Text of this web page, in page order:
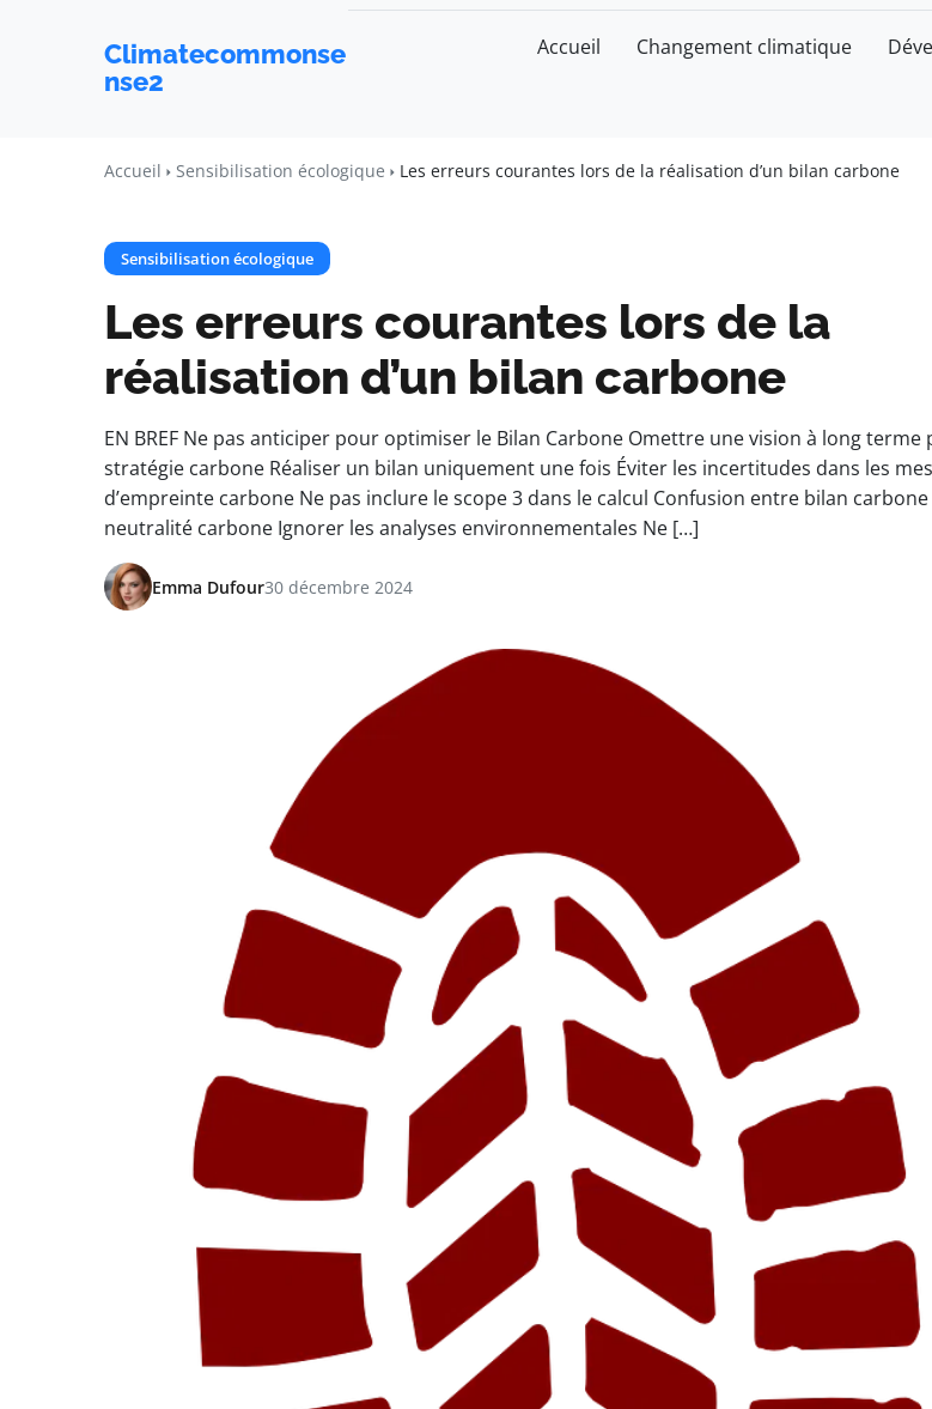
Climatecommonse
nse2
Accueil Changement climatique
Accueil Sensibilisation écologique Les erreurs courantes lors de la réalisation d’un bilan carbone
Sensibilisation écologique
Les erreurs courantes lors de la
réalisation d’un bilan carbone
EN BREF Ne pas anticiper pour optimiser le Bilan Carbone Omettre une vision à long terme
stratégie carbone Réaliser un bilan uniquement une fois Éviter les incertitudes dans les
d’empreinte carbone Ne pas inclure le scope 3 dans le calcul Confusion entre bilan
neutralité carbone Ignorer les analyses environnementales Ne […]
Emma Dufour30 décembre 2024